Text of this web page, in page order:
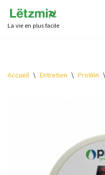
Aller
La vie en plus facile
Accueil \ Entretien \ ProWin \